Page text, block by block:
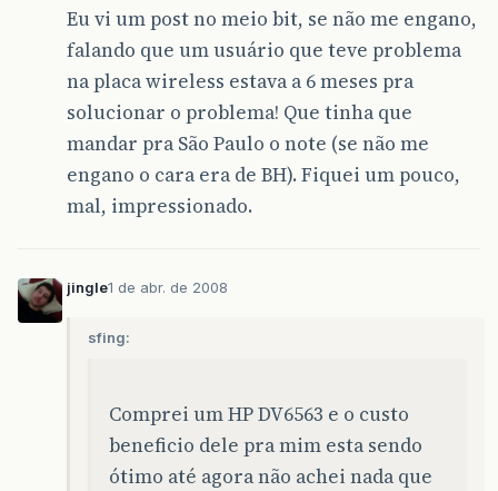
Eu vi um post no meio bit, se não me engano,
falando que um usuário que teve problema
na placa wireless estava a 6 meses pra
solucionar o problema! Que tinha que
mandar pra São Paulo o note (se não me
engano o cara era de BH). Fiquei um pouco,
mal, impressionado.
jingle1 de abr. de 2008
sfing:
Comprei um HP DV6563 e o custo
beneficio dele pra mim esta sendo
ótimo até agora não achei nada que